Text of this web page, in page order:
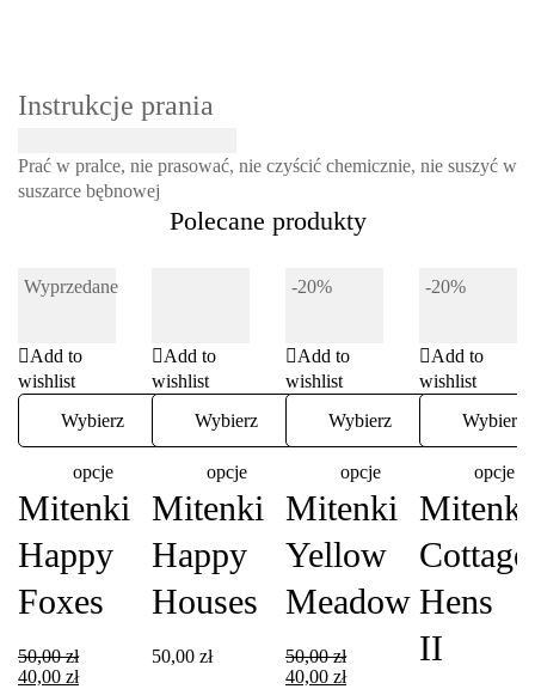
Instrukcje prania
Prać w pralce, nie prasować, nie czyścić chemicznie, nie suszyć w
suszarce bębnowej
Polecane produkty
Wyprzedane
Add to
wishlist
Wybierz
opcje
Mitenki
Happy
Foxes
50,00zł
40,00 zł
Add to
wishlist
Wybierz
opcje
Mitenki
Happy
Houses
50,00 zł
-20%
Add to
wishlist
Wybierz
opcje
Mitenki
Yellow
Meadow
50,00zł
40,00 zł
-20%
Add to
wishlist
Wybierz
opcje
Mitenki
Cottage
Hens
II